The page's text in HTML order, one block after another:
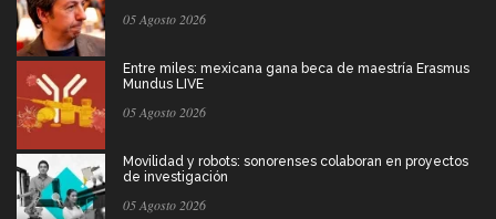
05 Agosto 2026
Entre miles: mexicana gana beca de maestría Erasmus
Mundus LIVE
05 Agosto 2026
Movilidad y robots: sonorenses colaboran en proyectos
de investigación
05 Agosto 2026